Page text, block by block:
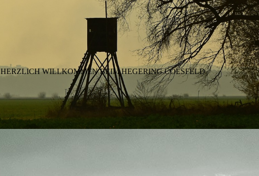
HERZLICH WILLKOMMEN BEIM HEGERING COESFELD